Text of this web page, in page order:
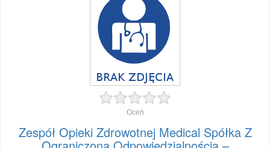
Oceń
Zespół Opieki Zdrowotnej Medical Spółka Z